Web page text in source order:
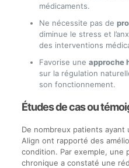
médicaments.
Ne nécessite pas de
diminue le stress et
des interventions
Favorise une approche
sur la régulation
son fonctionnement.
Études de cas ou
De nombreux patients ayant
Align ont rapporté des
condition. Par exemple, une
chronique a constaté une